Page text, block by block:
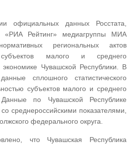
официальных данных Росстата,
«РИА Рейтинг» медиагруппы МИА
региональных актов
малого и среднего
экономике Чувашской Республики. В
сплошного статистического
субъектов малого и среднего
Данные по Чувашской Республике
среднероссийскими показателями,
федерального округа.
что Чувашская Республика